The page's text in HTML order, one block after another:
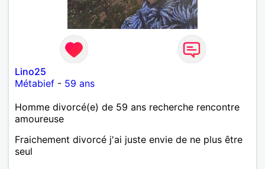
Lino25
Métabief - 59 ans
Homme divorcé(e) de 59 ans recherche rencontre
amoureuse
Fraichement divorcé j'ai juste envie de ne plus être
seul